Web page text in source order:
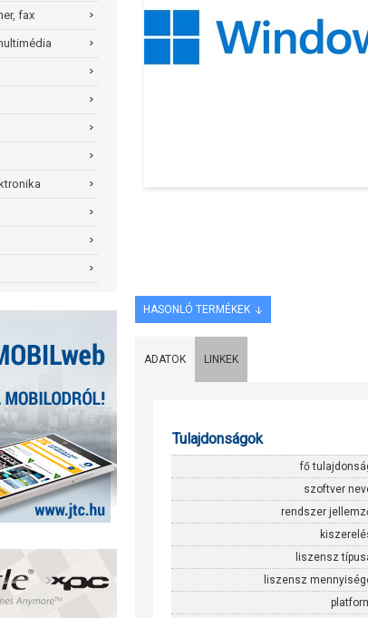
fax
HASONLÓ TERMÉKEK
ADATOK LINKEK
Tulajdonságok
fő
szoftver
rendszer
liszensz
liszensz